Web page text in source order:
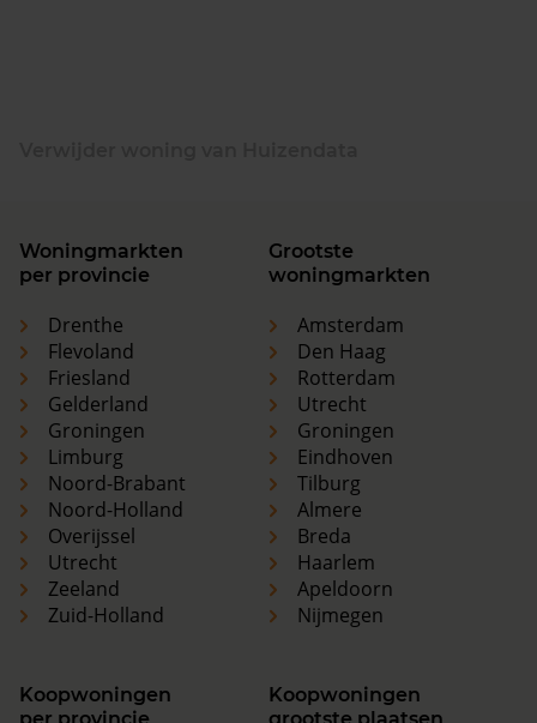
Woningmarkten
per provincie
Drenthe
Flevoland
Friesland
Gelderland
Groningen
Limburg
Noord-Brabant
Noord-Holland
Overijssel
Utrecht
Zeeland
Zuid-Holland
Grootste
woningmarkten
Amsterdam
Den Haag
Rotterdam
Utrecht
Groningen
Eindhoven
Tilburg
Almere
Breda
Haarlem
Apeldoorn
Nijmegen
Koopwoningen
Koopwoningen